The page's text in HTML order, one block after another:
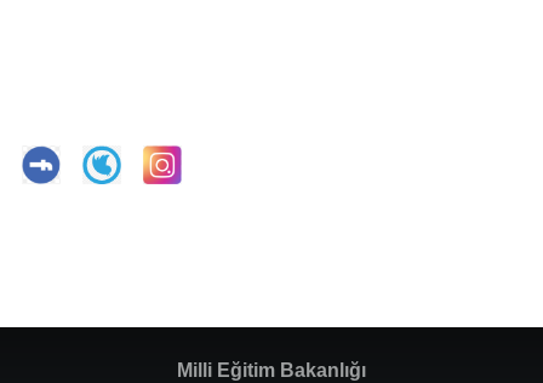
Milli Eğitim Bakanlığı